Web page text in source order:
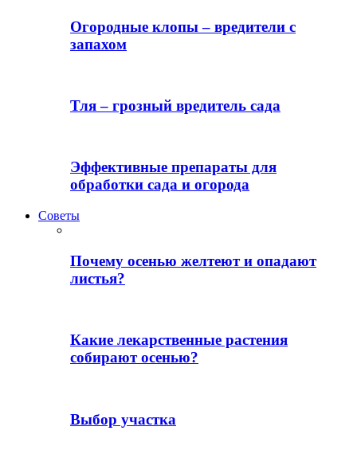
Огородные клопы – вредители с
запахом
Тля – грозный вредитель сада
Эффективные препараты для
обработки сада и огорода
Советы
Почему осенью желтеют и опадают
листья?
Какие лекарственные растения
собирают осенью?
Выбор участка